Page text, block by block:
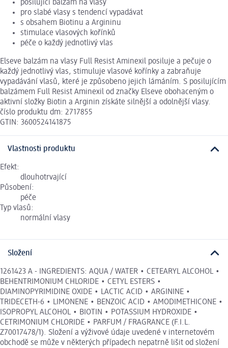
posilující balzám na vlasy
pro slabé vlasy s tendencí vypadávat
s obsahem Biotinu a Argininu
stimulace vlasových kořínků
péče o každý jednotlivý vlas
Elseve balzám na vlasy Full Resist Aminexil posiluje a pečuje o
každý jednotlivý vlas, stimuluje vlasové kořínky a zabraňuje
vypadávání vlasů, které je způsobeno jejich lámáním. S posilujícím
balzámem Full Resist Aminexil od značky Elseve obohaceným o
aktivní složky Biotin a Arginin získáte silnější a odolnější vlasy.
číslo produktu dm: 2717855
GTIN: 3600524141875
Vlastnosti produktu
Efekt:
dlouhotrvající
Působení:
péče
Typ vlasů:
normální vlasy
Složení
1261423 A - INGREDIENTS: AQUA / WATER • CETEARYL ALCOHOL •
BEHENTRIMONIUM CHLORIDE • CETYL ESTERS •
DIAMINOPYRIMIDINE OXIDE • LACTIC ACID • ARGININE •
TRIDECETH-6 • LIMONENE • BENZOIC ACID • AMODIMETHICONE •
ISOPROPYL ALCOHOL • BIOTIN • POTASSIUM HYDROXIDE •
CETRIMONIUM CHLORIDE • PARFUM / FRAGRANCE (F.I.L.
Z70017478/1). Složení a výživové údaje uvedené v internetovém
obchodě se může v některých případech nepatrně lišit od složení